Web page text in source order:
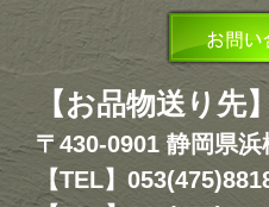
【お品物送り先】
〒430-0901 静岡県
【TEL】